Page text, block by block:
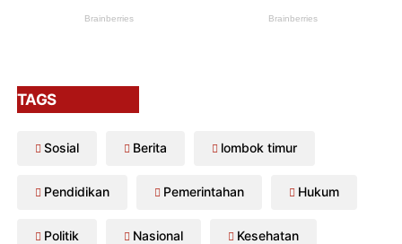
TAGS
Sosial Berita lombok timur
Pendidikan Pemerintahan Hukum
Politik Nasional Kesehatan